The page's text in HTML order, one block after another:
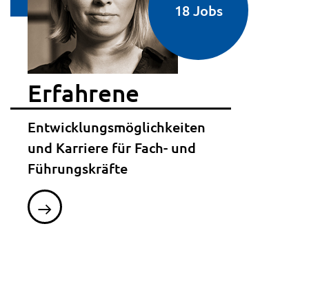
18 Jobs
Erfahrene
Entwicklungsmöglichkeiten
und Karriere für Fach- und
Führungskräfte